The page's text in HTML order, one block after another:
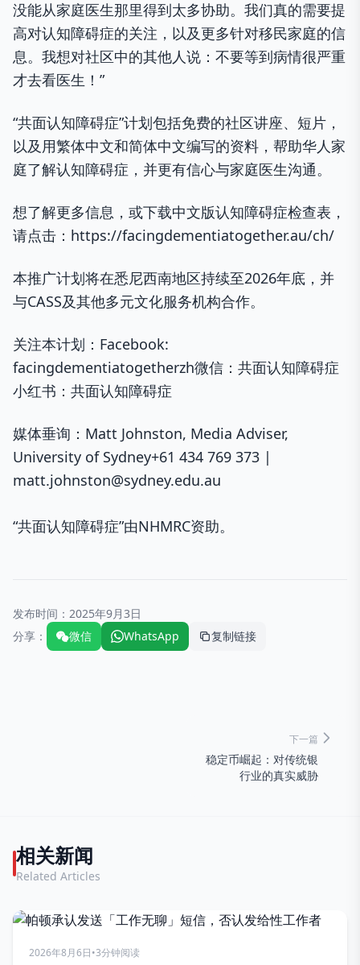
没能从家庭医生那里得到太多协助。我们真的需要提
高对认知障碍症的关注，以及更多针对移民家庭的信
息。我想对社区中的其他人说：不要等到病情很严重
才去看医生！”
“共面认知障碍症”计划包括免费的社区讲座、短片，
以及用繁体中文和简体中文编写的资料，帮助华人家
庭了解认知障碍症，并更有信心与家庭医生沟通。
想了解更多信息，或下载中文版认知障碍症检查表，
请点击：https://facingdementiatogether.au/ch/
本推广计划将在悉尼西南地区持续至2026年底，并
与CASS及其他多元文化服务机构合作。
关注本计划：Facebook:
facingdementiatogetherzh微信：共面认知障碍症
小红书：共面认知障碍症
媒体垂询：Matt Johnston, Media Adviser,
University of Sydney+61 434 769 373 |
matt.johnston@sydney.edu.au
“共面认知障碍症”由NHMRC资助。
发布时间： 2025年9月3日
分享：
微信 WhatsApp 复制链接
下一篇
稳定币崛起：对传统银
行业的真实威胁
相关新闻
Related Articles
2026年8月6日•3分钟阅读